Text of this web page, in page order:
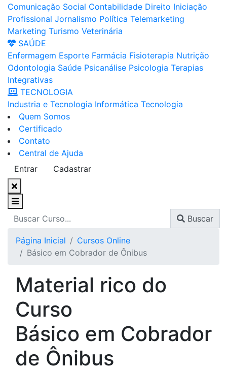
Comunicação Social Contabilidade Direito Iniciação
Profissional Jornalismo Política Telemarketing
Marketing Turismo Veterinária
SAÚDE
Enfermagem Esporte Farmácia Fisioterapia Nutrição
Odontologia Saúde Psicanálise Psicologia Terapias
Integrativas
TECNOLOGIA
Industria e Tecnologia Informática Tecnologia
Quem Somos
Certificado
Contato
Central de Ajuda
Entrar
Cadastrar
Buscar
Página Inicial
Cursos Online
Básico em Cobrador de Ônibus
Material rico do
Curso
Básico em Cobrador
de Ônibus